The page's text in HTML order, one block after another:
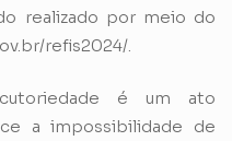
realizado por meio do
refis2024/
é um ato
a impossibilidade de